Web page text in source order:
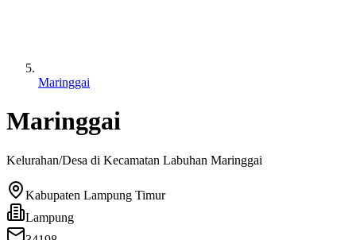
Maringgai
Maringgai
Kelurahan/Desa di Kecamatan Labuhan Maringgai
Kabupaten Lampung Timur
Lampung